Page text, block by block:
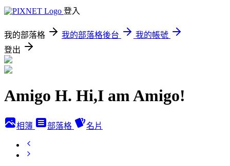
登入
我的部落格 我的部落格後台
我的帳號
登出
Amigo H. Hi,I am Amigo!
相簿 部落格 名片